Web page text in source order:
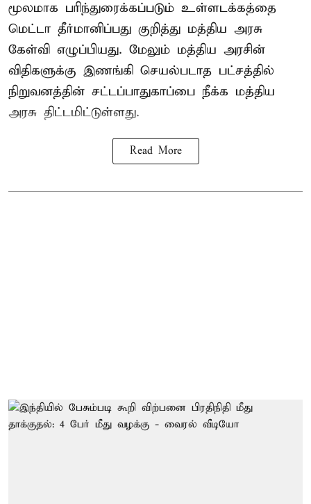
மூலமாக பரிந்துரைக்கப்படும் உள்ளடக்கத்தை
மெட்டா தீர்மானிப்பது குறித்து மத்திய அரசு
கேள்வி எழுப்பியது. மேலும் மத்திய அரசின்
விதிகளுக்கு இணங்கி செயல்படாத பட்சத்தில்
நிறுவனத்தின் சட்டப்பாதுகாப்பை நீக்க மத்திய
அரசு திட்டமிட்டுள்ளது.
Read More